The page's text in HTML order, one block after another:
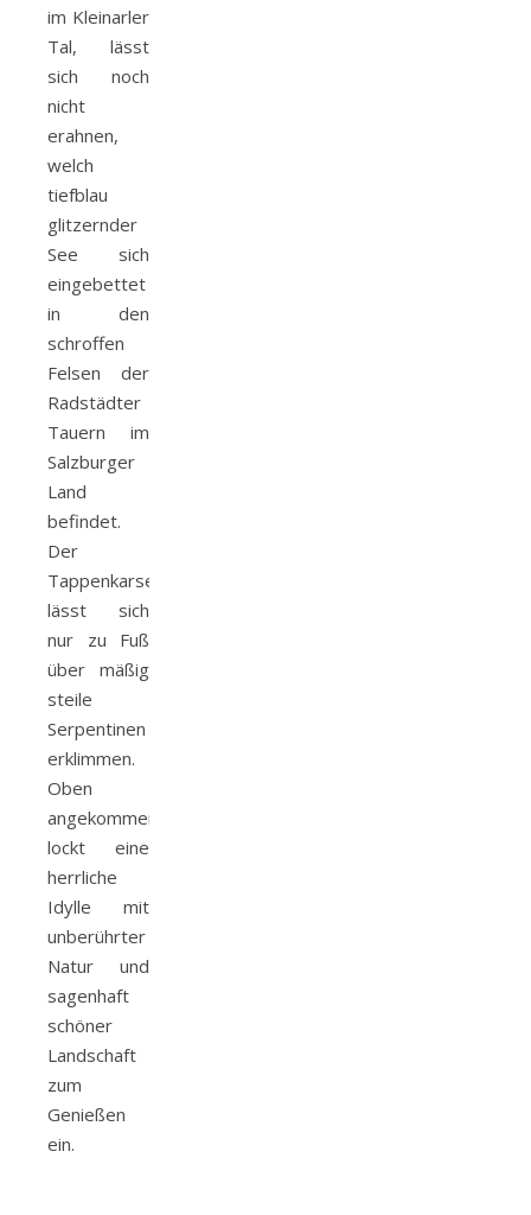
im Kleinarler
Tal, lässt
sich noch
nicht
erahnen,
welch
tiefblau
glitzernder
See sich
eingebettet
in den
schroffen
Felsen der
Radstädter
Tauern im
Salzburger
Land
befindet.
Der
Tappenkarsee
lässt sich
nur zu Fuß
über mäßig
steile
Serpentinen
erklimmen.
Oben
angekommen
lockt eine
herrliche
Idylle mit
unberührter
Natur und
sagenhaft
schöner
Landschaft
zum
Genießen
ein.